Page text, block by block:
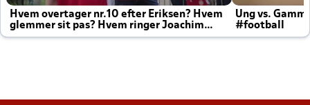
Hvem overtager nr.10 efter Eriksen? Hvem
glemmer sit pas? Hvem ringer Joachim
altid til efter kampe?
Ung vs.
#football